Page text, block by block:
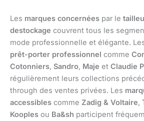
Les marques concernées par le
destockage couvrent tous les
mode professionnelle et élégante.
prêt-porter professionnel comme
Cotonniers, Sandro, Maje et Claudie
régulièrement leurs collections
through des ventes privées. Les
accessibles comme Zadig & Voltaire,
Kooples ou Ba&sh participent